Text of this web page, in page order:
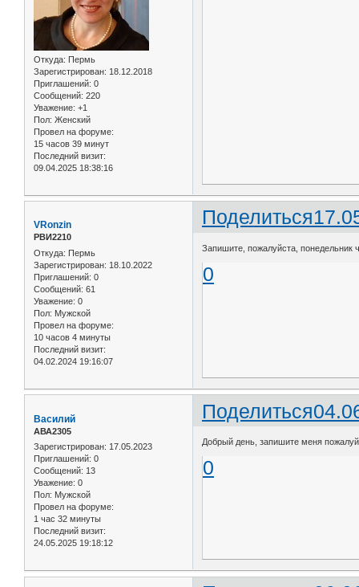
Откуда: Пермь
Зарегистрирован: 18.12.2018
Приглашений: 0
Сообщений: 220
Уважение: +1
Пол: Женский
Провел на форуме:
15 часов 39 минут
Последний визит:
09.04.2025 18:38:16
Поделиться
VRonzin
РВИ2210
Откуда: Пермь
Зарегистрирован: 18.10.2022
Приглашений: 0
Сообщений: 61
Уважение: 0
Пол: Мужской
Провел на форуме:
10 часов 4 минуты
Последний визит:
04.02.2024 19:16:07
Запишите, пожалуйста, понедельник
0
Поделиться
Василий
АВА2305
Зарегистрирован: 17.05.2023
Приглашений: 0
Сообщений: 13
Уважение: 0
Пол: Мужской
Провел на форуме:
1 час 32 минуты
Последний визит:
24.05.2025 19:18:12
Добрый день, запишите меня
0